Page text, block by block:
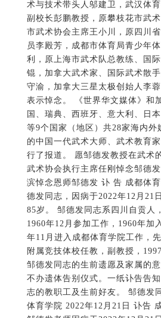
等9个国家（地区）共28家海内外
的中国一代武术大师、武术教育
行了报道。 愿邹德发教授在武术
武术协会执行主席任刚悼念邹德
滨悼念恩师邹德发 讣 告 成都体育
德发同志，因病于2022年12月21
85岁。 邹德发同志系四川自贡人
1960年12月参加工作，1960年加
年11月进入成都体育学院工作，
附属竞技体校任教，副教授，
邹德发同志的生前遗愿及家属的
不办遗体告别仪式。一纸讣告告
志的教职工及生前好友。 邹德发
体育学院 2022年12月21日 讣告
邹德发老师因病于2022年12月21
85岁。 邹德发老师在武术教学、
了突出贡献，在全国以及四川省
常高的社会知名度和影响力，是四
之一，为四川省武术队的建立起
被四川省多次评为武术先进个人
要领导任刚、赵斌、温佐惠先后
念、慰问亲属。 遵照邹德发老师
意愿，其丧事从简，不办遗体告